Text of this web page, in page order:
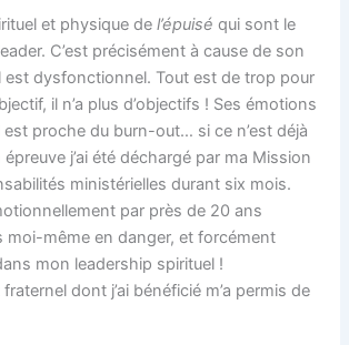
et physique de l’épuisé qui sont le
C’est précisément à cause de son
est dysfonctionnel. Tout est de trop pour
il n’a plus d’objectifs ! Ses émotions
proche du burn-out… si ce n’est déjà
j’ai été déchargé par ma Mission
ministérielles durant six mois.
par près de 20 ans
moi-même en danger, et forcément
mon leadership spirituel !
dont j’ai bénéficié m’a permis de